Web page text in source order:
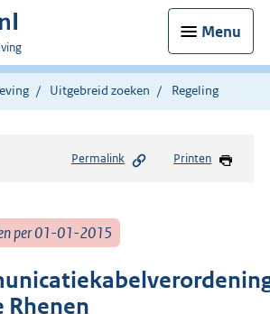
Menu
Uitgebreid zoeken Regeling
Permalink Printen
per 01-01-2015
Rhenen